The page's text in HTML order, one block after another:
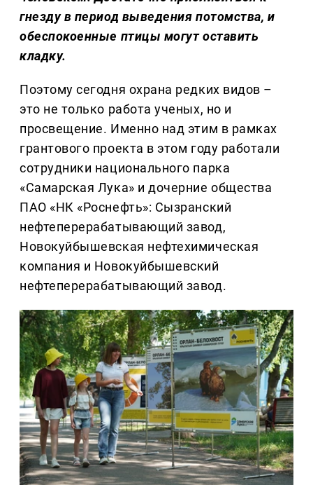
гнезду в период выведения потомства, и
обеспокоенные птицы могут оставить
кладку.
Поэтому сегодня охрана редких видов –
это не только работа ученых, но и
просвещение. Именно над этим в рамках
грантового проекта в этом году работали
сотрудники национального парка
«Самарская Лука» и дочерние общества
ПАО «НК «Роснефть»: Сызранский
нефтеперерабатывающий завод,
Новокуйбышевская нефтехимическая
компания и Новокуйбышевский
нефтеперерабатывающий завод.